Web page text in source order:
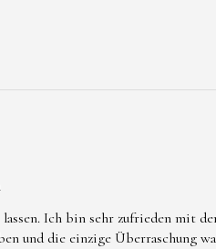
Ich bin sehr zufrieden mit
und die einzige Überraschung